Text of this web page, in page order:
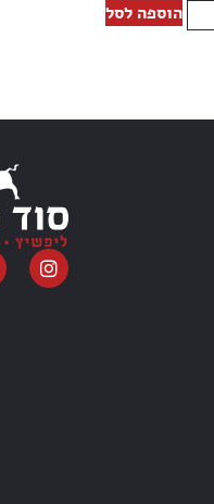
הוספה לסל